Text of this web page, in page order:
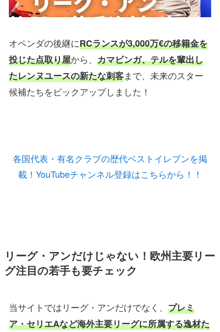
オペンダの後継にRCランスが3,000万€の移籍金を
投じた点取り屋から、 カマビンガ、テルを輩出し
たレンヌユースの新たな刺客まで、未来のスター
候補たちをピックアップしました！
各国代表・有名クラブの歴代ベストイレブンを掲
載！YouTubeチャンネル登録はこちらから！！
リーグ・アンだけじゃない！欧州主要リー
グ注目の若手も要チェック
当サイトではリーグ・アンだけでなく、 プレミ
ア・セリエAなど海外主要リーグに所属する逸材た